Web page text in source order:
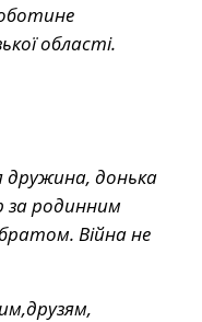
області.
дружина, донька
за родинним
Війна не